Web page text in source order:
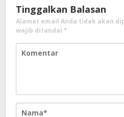
Tinggalkan Balasan
Alamat email Anda tidak akan
wajib ditandai *